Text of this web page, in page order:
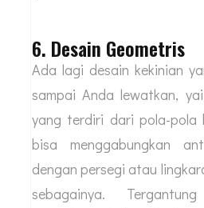
6. Desain Geometris
Ada lagi desain kekinian
sampai Anda lewatkan,
yang terdiri dari pola-pola
bisa menggabungkan
dengan persegi atau
sebagainya.